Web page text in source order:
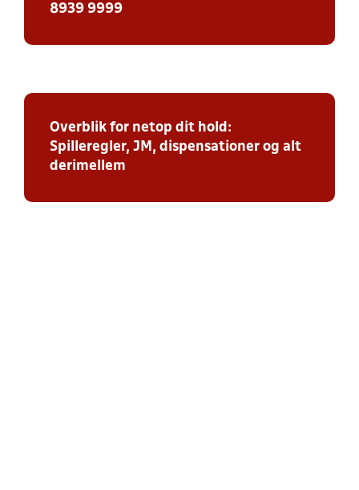
8939 9999
Overblik for netop dit hold:
Spilleregler, JM, dispensationer og alt
derimellem